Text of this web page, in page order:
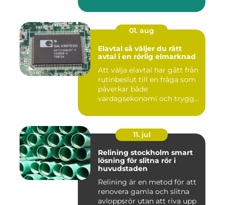
01. aug
Elavtal så väljer du rätt
avtal i en rörlig elmarknad
Att välja elavtal har gått från
rutinbeslut till en fråga som
påverkar både
vardagsekonomi och trygg...
11. jul
Relining stockholm smart
lösning för slitna rör i
huvudstaden
Relining är en metod för att
renovera gamla och slitna
avloppsrör utan att riva upp